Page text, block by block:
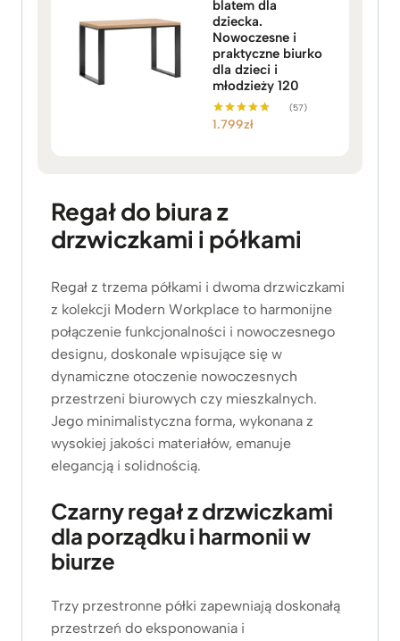
blatem dla
dziecka.
Nowoczesne i
praktyczne biurko
dla dzieci i
młodzieży 120
Oceniono
(57)
1.799zł
Regał do biura z
drzwiczkami i półkami
Regał z trzema półkami i dwoma drzwiczkami
z kolekcji Modern Workplace to harmonijne
połączenie funkcjonalności i nowoczesnego
designu, doskonale wpisujące się w
dynamiczne otoczenie nowoczesnych
przestrzeni biurowych czy mieszkalnych.
Jego minimalistyczna forma, wykonana z
wysokiej jakości materiałów, emanuje
elegancją i solidnością.
Czarny regał z drzwiczkami
dla porządku i harmonii w
biurze
Trzy przestronne półki zapewniają doskonałą
przestrzeń do eksponowania i